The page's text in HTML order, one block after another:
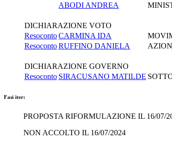
ABODI ANDREA
DICHIARAZIONE VOTO
ResocontoCARMINA IDA
ResocontoRUFFINO DANIELA
DICHIARAZIONE GOVERNO
Resoconto SIRACUSANO MATILDE
Fasi iter:
PROPOSTA RIFORMULAZIONE IL 16/07/
NON ACCOLTO IL 16/07/2024